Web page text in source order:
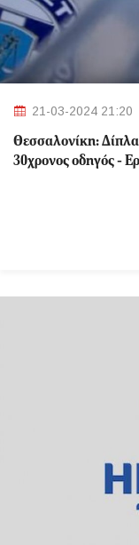
21-03-2024 21:20
Θεσσαλονίκη: Δίπλα
30χρονος οδηγός -